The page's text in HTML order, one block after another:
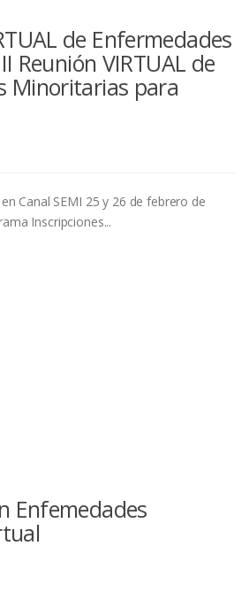
de Enfermedades
Reunión VIRTUAL de
Minoritarias para
Canal SEMI 25 y 26 de febrero de
Inscripciones...
Enfemedades